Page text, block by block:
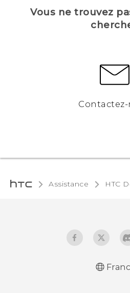
Vous ne trouvez
Assistance HTC